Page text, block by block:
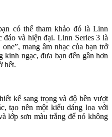
có thể tham khảo đó là Linn
và hiện đại. Linn Series 3 là
mang âm nhạc của bạn trở
kinh ngạc, đưa bạn đến gần hơn
hết.
kế sang trọng và độ bền vượt
tạo nên một kiểu dáng loa với
lớp sơn màu trắng để nó không